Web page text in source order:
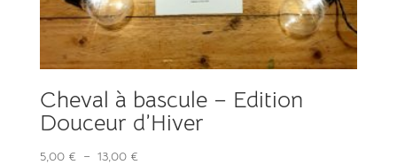
Cheval à bascule – Edition
Douceur d’Hiver
5,00 € – 13,00 €Plage